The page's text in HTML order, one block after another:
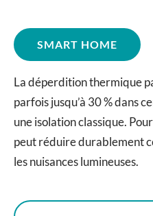
SMART HOME
La déperdition thermique
parfois jusqu’à 30 % dans
une isolation classique.
peut réduire durablement
les nuisances lumineuses.